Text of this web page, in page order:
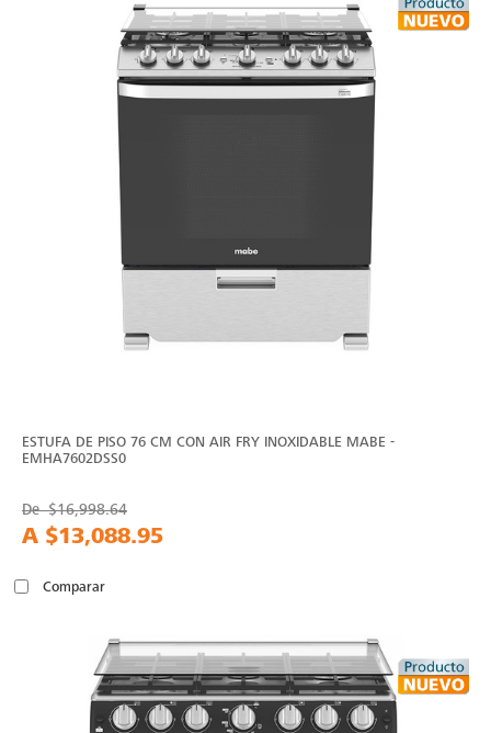
ESTUFA DE PISO 76 CM CON AIR FRY INOXIDABLE MABE -
EMHA7602DSS0
De$16,998.64
A $13,088.95
Comparar